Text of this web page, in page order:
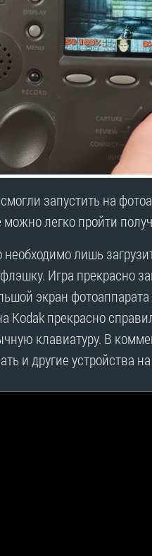
запустить на
легко пройти
лишь
Игра прекрасно
экран
Kodak прекрасно
клавиатуру. В
и другие устройства